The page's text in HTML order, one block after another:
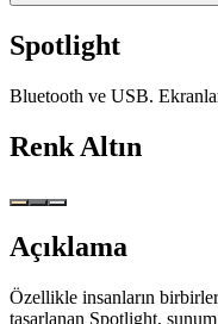
Spotlight
Bluetooth ve USB.
Renk Altın
Açıklama
Özellikle insanların
tasarlanan Spotlight,